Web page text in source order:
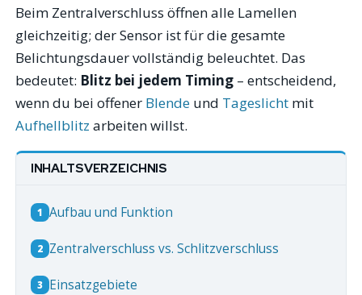
Beim Zentralverschluss öffnen alle Lamellen
gleichzeitig; der Sensor ist für die gesamte
Belichtungsdauer vollständig beleuchtet. Das
bedeutet: Blitz bei jedem Timing – entscheidend,
wenn du bei offener Blende und Tageslicht mit
Aufhellblitz arbeiten willst.
INHALTSVERZEICHNIS
1 Aufbau und Funktion
2 Zentralverschluss vs. Schlitzverschluss
3 Einsatzgebiete